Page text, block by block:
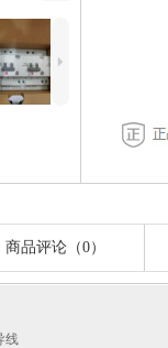
5
商品评论（0）
线